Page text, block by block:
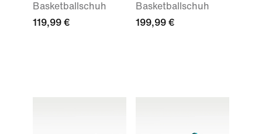
Basketballschuh
119,99 €
Basketballschuh
199,99 €